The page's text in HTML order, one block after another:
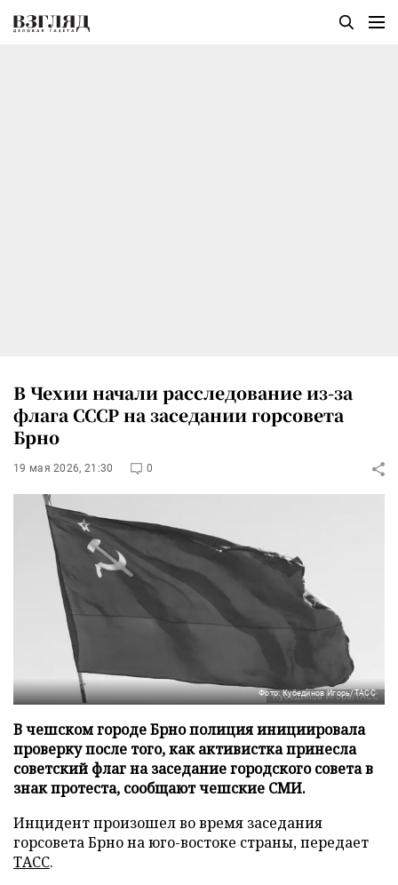
В Чехии начали расследование из-за
флага СССР на заседании горсовета
Брно
19 мая 2026, 21:30 0
Фото: Кубединов Игорь/ТАСС
В чешском городе Брно полиция инициировала
проверку после того, как активистка принесла
советский флаг на заседание городского совета в
знак протеста, сообщают чешские СМИ.
Инцидент произошел во время заседания
горсовета Брно на юго-востоке страны, передает
ТАСС.